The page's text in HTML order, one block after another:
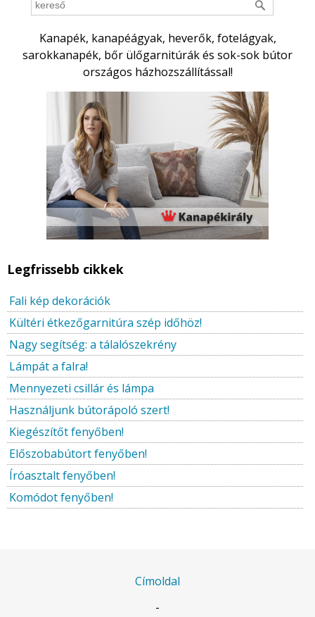
Kanapék, kanapéágyak, heverők, fotelágyak,
sarokkanapék, bőr ülőgarnitúrák és sok-sok bútor
országos házhozszállítással!
Legfrissebb cikkek
Fali kép dekorációk
Kültéri étkezőgarnitúra szép időhöz!
Nagy segítség: a tálalószekrény
Lámpát a falra!
Mennyezeti csillár és lámpa
Használjunk bútorápoló szert!
Kiegészítőt fenyőben!
Előszobabútort fenyőben!
Íróasztalt fenyőben!
Komódot fenyőben!
Címoldal
-